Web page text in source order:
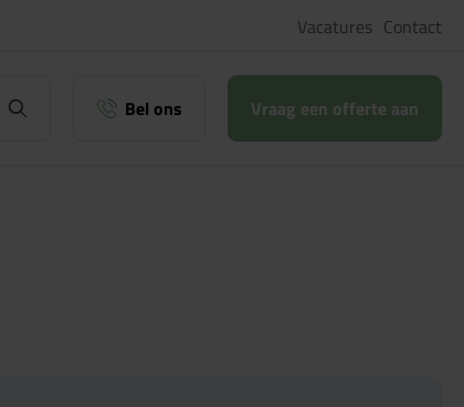
Vacatures Contact
Bel ons Vraag een offerte aan